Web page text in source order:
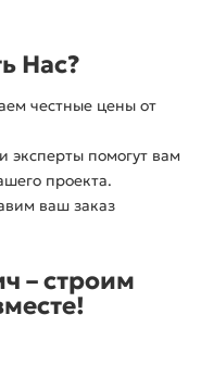
Нас?
честные цены от
помогут вам
проекта.
ваш заказ
– строим